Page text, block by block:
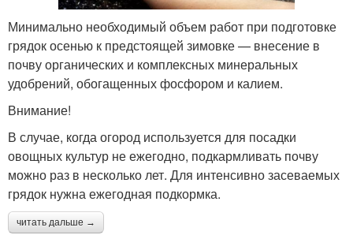
Минимально необходимый объем работ при подготовке
грядок осенью к предстоящей зимовке — внесение в
почву органических и комплексных минеральных
удобрений, обогащенных фосфором и калием.
Внимание!
В случае, когда огород используется для посадки
овощных культур не ежегодно, подкармливать почву
можно раз в несколько лет. Для интенсивно засеваемых
грядок нужна ежегодная подкормка.
читать дальше →